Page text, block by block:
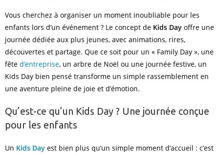
Vous cherchez à organiser un moment inoubliable pour les
enfants lors d’un événement ? Le concept de Kids Day offre une
journée dédiée aux plus jeunes, avec animations, rires,
découvertes et partage. Que ce soit pour un « Family Day », une
fête d’entreprise, un arbre de Noël ou une journée festive, un
Kids Day bien pensé transforme un simple rassemblement en
une aventure pleine de joie et d’émotion.
Qu’est-ce qu’un Kids Day ? Une journée conçue
pour les enfants
Un Kids Day est bien plus qu’un simple moment d’accueil : c’est